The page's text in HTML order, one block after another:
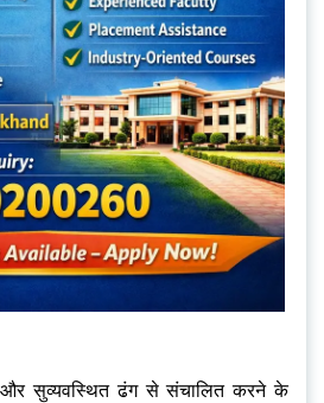
और सुव्यवस्थित ढंग से संचालित करने के